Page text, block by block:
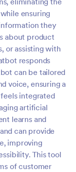
ensuring
they
about product
or assisting with
responds
can be tailored
voice, ensuring a
integrated
artificial
learns and
can provide
improving
This tool
of customer